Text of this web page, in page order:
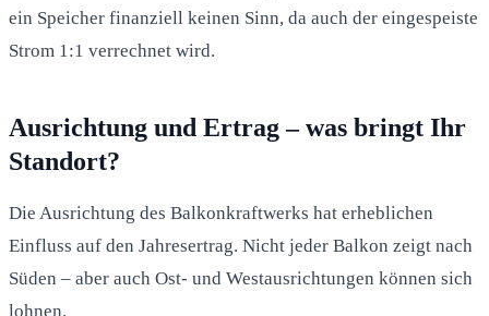
ein Speicher finanziell keinen Sinn, da auch der eingespeiste
Strom 1:1 verrechnet wird.
Ausrichtung und Ertrag – was bringt Ihr
Standort?
Die Ausrichtung des Balkonkraftwerks hat erheblichen
Einfluss auf den Jahresertrag. Nicht jeder Balkon zeigt nach
Süden – aber auch Ost- und Westausrichtungen können sich
lohnen.